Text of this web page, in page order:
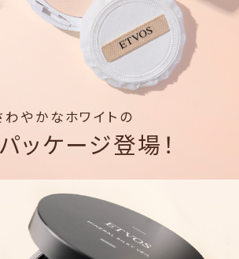
わやかなホワイトの
ッケージ登場！